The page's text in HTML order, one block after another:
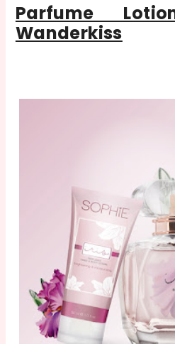
Parfume
Wanderkiss